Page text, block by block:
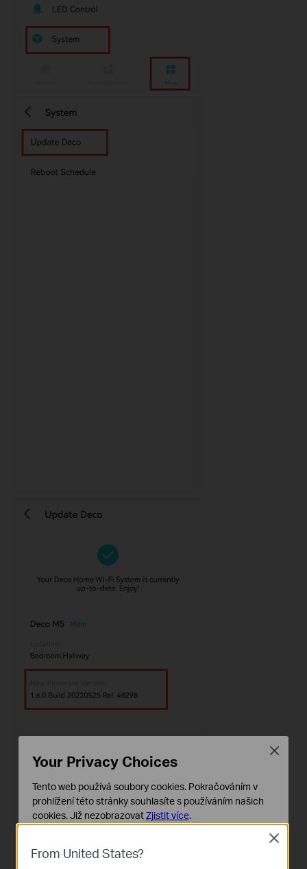
From United States?
Close
Your Privacy Choices
Tento web používá soubory cookies. Pokračováním v
prohlížení této stránky souhlasíte s používáním našich
cookies.Již nezobrazovatZjistit více.
Tyto cookies jsou nezbytné pro fungování webových
Close